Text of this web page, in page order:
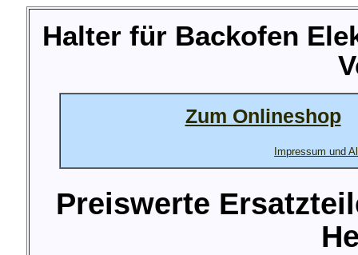
Halter für Backofen
Zum Onlineshop
Impressum und
Preiswerte